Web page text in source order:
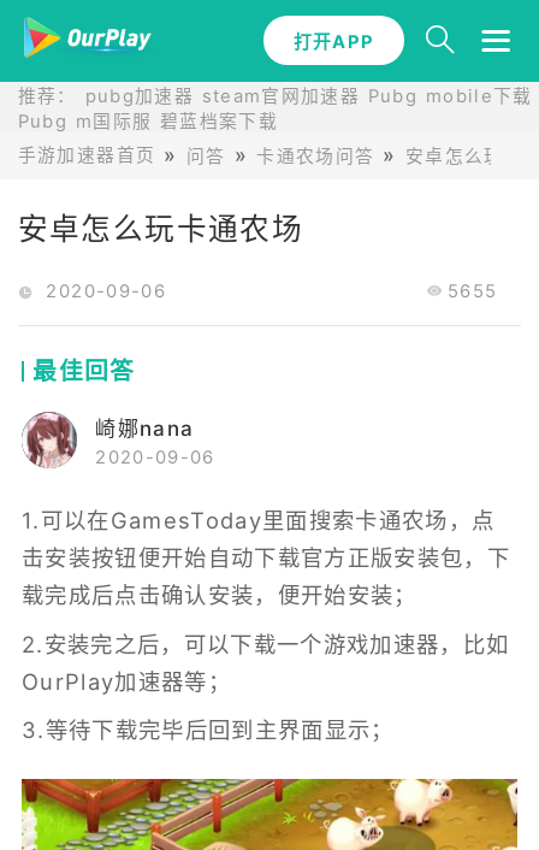
打开APP
推荐： pubg加速器 steam官网加速器 Pubg mobile下载
Pubg m国际服 碧蓝档案下载
手游加速器首页
问答 卡通农场问答 安卓怎么玩卡
安卓怎么玩卡通农场
2020-09-06 5655
最佳回答
崎娜nana
2020-09-06
1.可以在GamesToday里面搜索卡通农场，点
击安装按钮便开始自动下载官方正版安装包，下
载完成后点击确认安装，便开始安装；
2.安装完之后，可以下载一个游戏加速器，比如
OurPlay加速器等；
3.等待下载完毕后回到主界面显示；